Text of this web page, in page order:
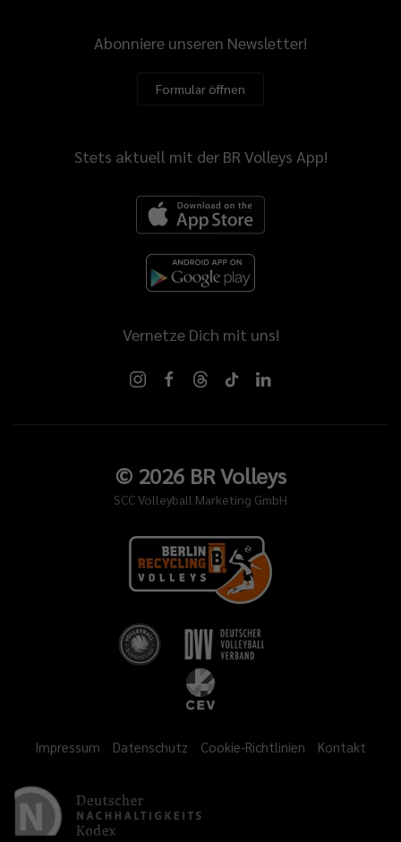
Abonniere unseren Newsletter!
Formular öffnen
Stets aktuell mit der BR Volleys App!
Vernetze Dich mit uns!
© 2026BR Volleys
SCC Volleyball Marketing GmbH
Impressum Datenschutz Cookie-Richtlinien Kontakt